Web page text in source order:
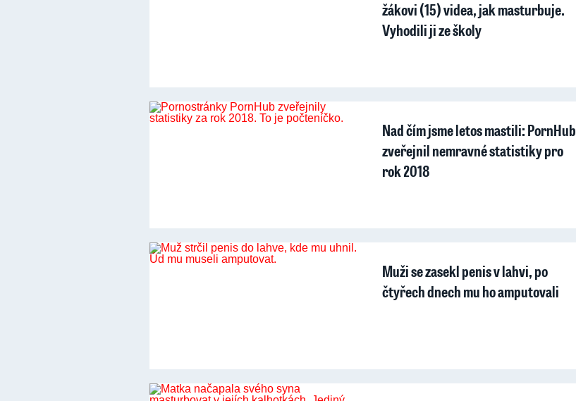
žákovi (15) videa, jak masturbuje.
Vyhodili ji ze školy
Nad čím jsme letos mastili: PornHub
zveřejnil nemravné statistiky pro
rok 2018
Muži se zasekl penis v lahvi, po
čtyřech dnech mu ho amputovali